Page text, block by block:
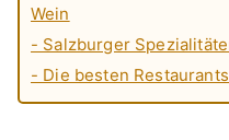
Wein
- Salzburger
- Die besten